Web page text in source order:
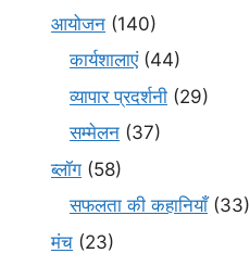
आयोजन (140)
कार्यशालाएं(44)
व्यापार प्रदर्शनी (29)
सम्मेलन (37)
ब्लॉग (58)
सफलता की कहानियाँ(33)
मंच (23)